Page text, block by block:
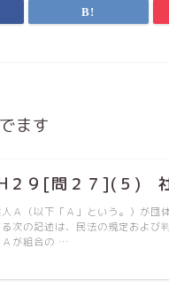
ます
２９[問２７](５)
人Ａ（以下「Ａ」という。）が団
る次の記述は、民法の規定および
Ａが組合の …